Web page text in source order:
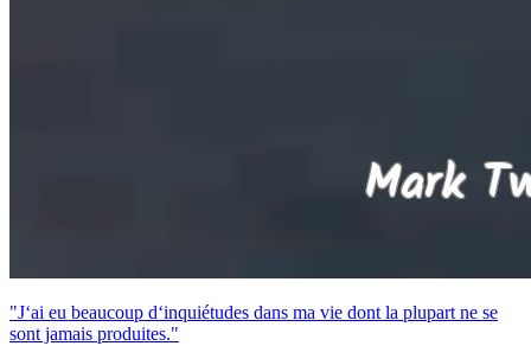
"J‘ai eu beaucoup d‘inquiétudes dans ma vie dont la plupart ne se
sont jamais produites."